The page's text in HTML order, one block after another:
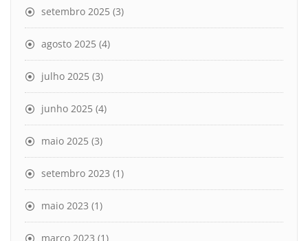
setembro 2025 (3)
agosto 2025 (4)
julho 2025 (3)
junho 2025 (4)
maio 2025 (3)
setembro 2023 (1)
maio 2023 (1)
março 2023 (1)